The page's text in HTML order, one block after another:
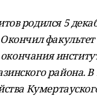
родился 5
окончания
района.